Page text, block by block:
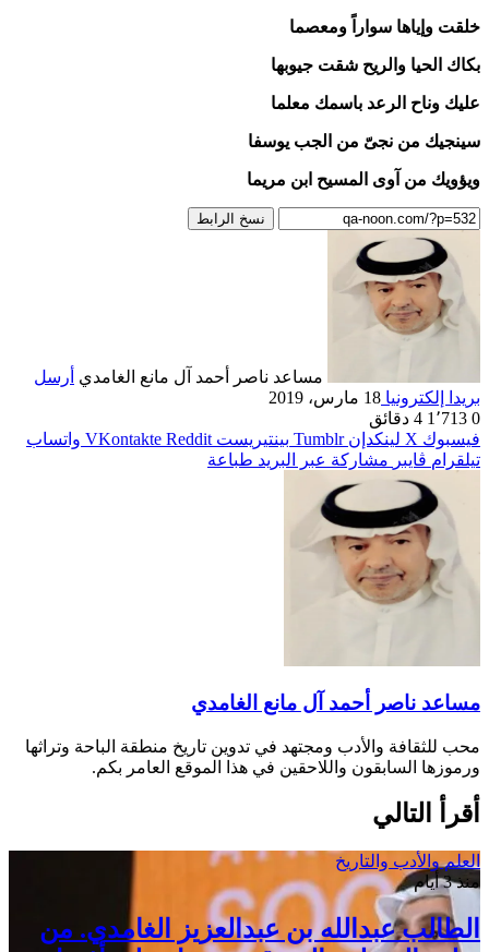
خلقت وإياها سواراً ومعصما
بكاك الحيا والريح شقت جيوبها
عليك وناح الرعد باسمك معلما
سينجيك من نجىّ من الجب يوسفا
ويؤويك من آوى المسيح ابن مريما
نسخ الرابط
مساعد ناصر أحمد آل مانع الغامدي أرسل
بريدا إلكترونيا 18 مارس، 2019
0
4 دقائق
فيسبوك ‫X لينكدإن بينتيريست
واتساب
تيلقرام ڤايبر مشاركة عبر البريد طباعة
مساعد ناصر أحمد آل مانع الغامدي
محب للثقافة والأدب ومجتهد في تدوين تاريخ منطقة الباحة وتراثها
ورموزها السابقون واللاحقين في هذا الموقع العامر بكم.
أقرأ التالي
العلم والأدب والتاريخ
منذ 3 أيام
الطالب عبدالله بن عبدالعزيز الغامدي. من